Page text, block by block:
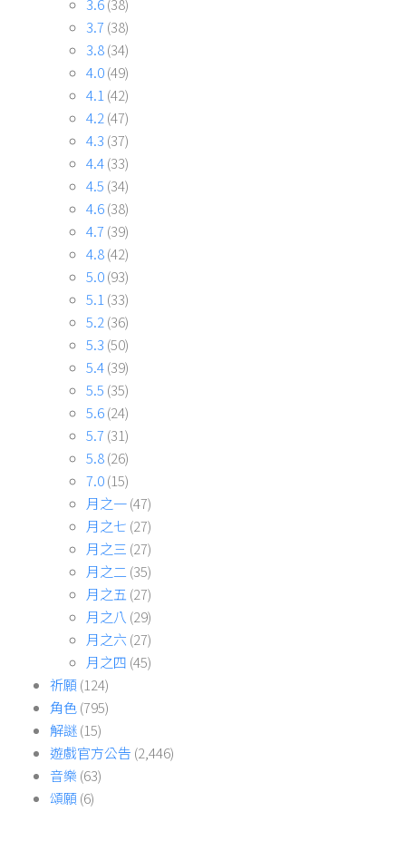
3.7 (38)
3.8(34)
4.0(49)
4.1 (42)
4.2 (47)
4.3 (37)
4.4(33)
4.5 (34)
4.6(38)
4.7 (39)
4.8(42)
5.0(93)
5.1 (33)
5.2 (36)
5.3 (50)
5.4(39)
5.5 (35)
5.6(24)
5.7 (31)
5.8(26)
7.0(15)
月之一(47)
月之七 (27)
月之三 (27)
月之二 (35)
月之五 (27)
月之八 (29)
月之六 (27)
月之四 (45)
祈願(124)
角色(795)
解謎(15)
遊戲官方公告 (2,446)
音樂 (63)
頌願(6)